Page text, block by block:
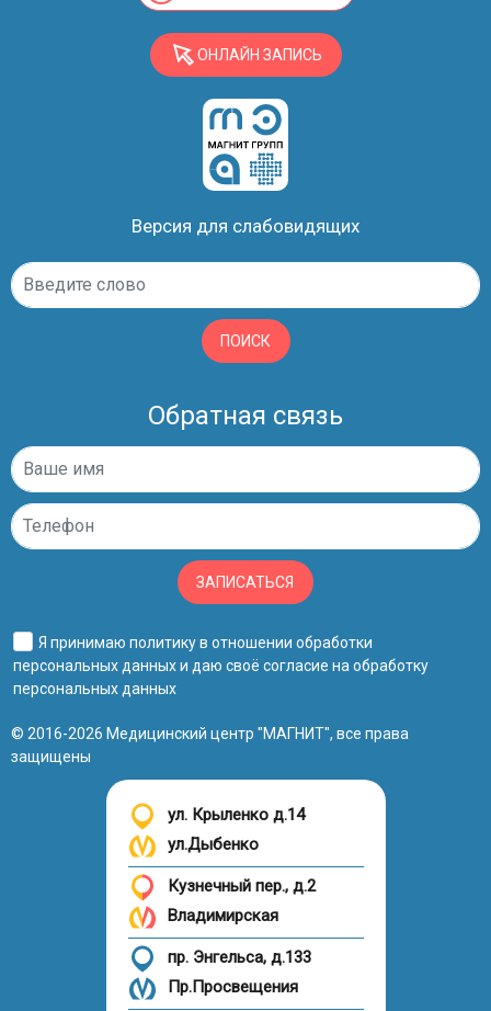
ОНЛАЙН ЗАПИСЬ
Версия для слабовидящих
ПОИСК
Обратная связь
ЗАПИСАТЬСЯ
Я принимаю политику в отношении обработки
персональных данныхи даю своё согласие на обработку
персональных данных
© 2016-2026 Медицинский центр "МАГНИТ", все права
защищены
ул. Крыленко д.14
ул.Дыбенко
Кузнечный пер., д.2
Владимирская
пр. Энгельса, д.133
Пр.Просвещения